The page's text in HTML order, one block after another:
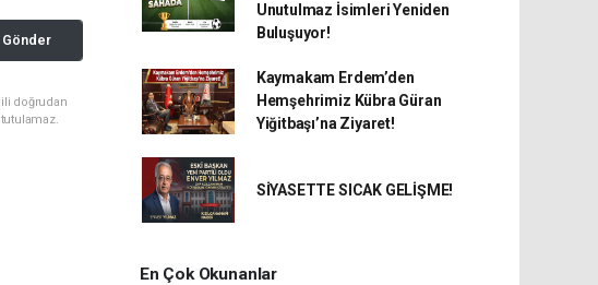
Gönder
doğrudan
Unutulmaz İsimleri Yeniden
Buluşuyor!
Kaymakam Erdem’den
Hemşehrimiz Kübra Güran
Yiğitbaşı’na Ziyaret!
SİYASETTE SICAK GELİŞME!
En Çok Okunanlar